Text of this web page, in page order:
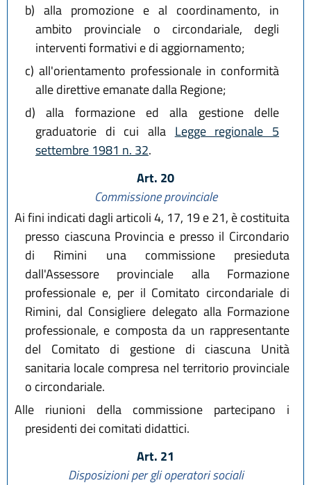
b) alla promozione e al coordinamento, in
ambito provinciale o circondariale, degli
interventi formativi e di aggiornamento;
c) all'orientamento professionale in conformità
alle direttive emanate dalla Regione;
d) alla formazione ed alla gestione delle
graduatorie di cui alla Legge regionale 5
settembre 1981 n. 32.
Art. 20
Commissione provinciale
Ai fini indicati dagli articoli 4, 17, 19 e 21, è costituita
presso ciascuna Provincia e presso il Circondario
di Rimini una commissione presieduta
dall'Assessore provinciale alla Formazione
professionale e, per il Comitato circondariale di
Rimini, dal Consigliere delegato alla Formazione
professionale, e composta da un rappresentante
del Comitato di gestione di ciascuna Unità
sanitaria locale compresa nel territorio provinciale
o circondariale.
Alle riunioni della commissione partecipano i
presidenti dei comitati didattici.
Art. 21
Disposizioni per gli operatori sociali